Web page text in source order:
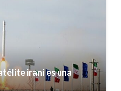
iraní es una